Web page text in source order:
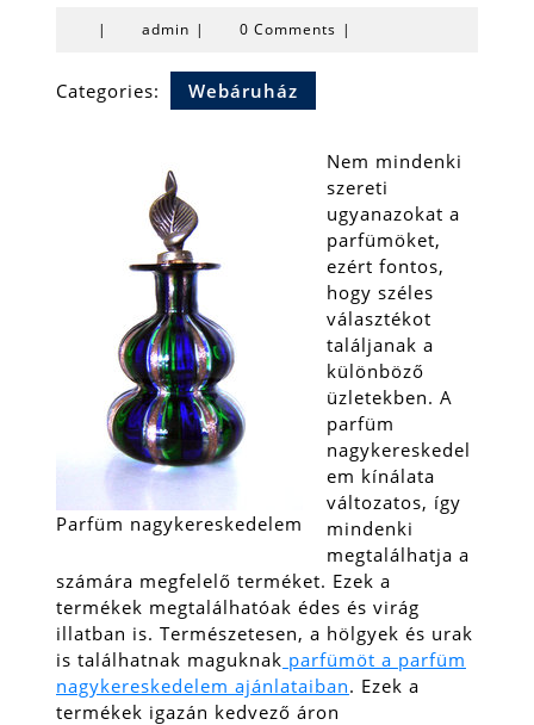
| admin admin
| 0 Comments |
Categories: Webáruház
Parfüm nagykereskedelem
Nem mindenki
szereti
ugyanazokat a
parfümöket,
ezért fontos,
hogy széles
választékot
találjanak a
különböző
üzletekben. A
parfüm
nagykereskedel
em kínálata
változatos, így
mindenki
megtalálhatja a
számára megfelelő terméket. Ezek a
termékek megtalálhatóak édes és virág
illatban is. Természetesen, a hölgyek és urak
is találhatnak maguknak parfümöt a parfüm
nagykereskedelem ajánlataiban. Ezek a
termékek igazán kedvező áron